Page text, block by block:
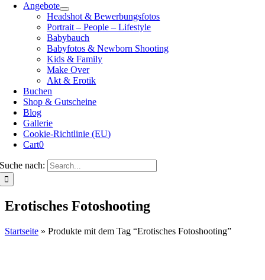
Angebote
Headshot & Bewerbungsfotos
Portrait – People – Lifestyle
Babybauch
Babyfotos & Newborn Shooting
Kids & Family
Make Over
Akt & Erotik
Buchen
Shop & Gutscheine
Blog
Gallerie
Cookie-Richtlinie (EU)
Cart0
Suche nach:
Erotisches Fotoshooting
Startseite » Produkte mit dem Tag “Erotisches Fotoshooting”